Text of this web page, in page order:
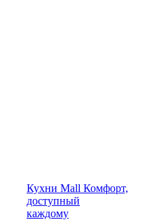
Кухни Mall Комфорт,
доступный
каждому